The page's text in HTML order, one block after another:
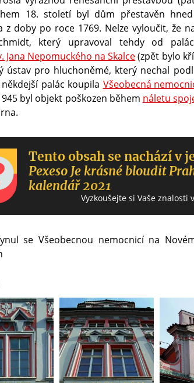
Sha Sha Sen Prin
18. století byl dům přestavěn
z doby po roce 1769. Nelze vyloučit, že
který upravoval tehdy od
Jana Nepomuckého na Skalce(zpět bylo
ústav pro hluchoněmé, který nechal
palác koupila Všeobecná
byl objekt poškozen během náletu
Tento obsah se nachází v
Pexeso Je krásné bloudit
kalendář 2021
Vyzkoušejte si Vaše znalosti
se Všeobecnou nemocnicí na